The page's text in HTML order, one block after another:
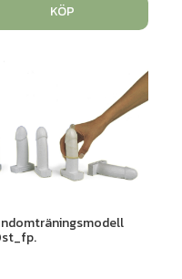
KÖP